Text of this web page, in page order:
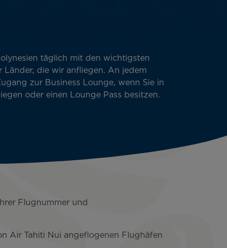
täglich mit den wichtigsten
Länder, die wir anfliegen. An jedem
zur Business Lounge, wenn Sie in
oder einen Lounge Pass besitzen.
Flugnummer und
Air Tahiti Nui angeflogenen Flughäfen